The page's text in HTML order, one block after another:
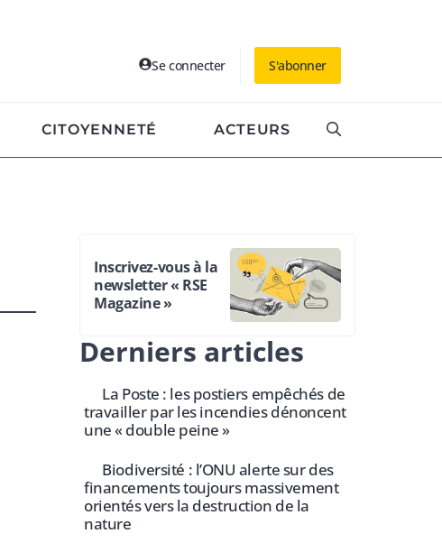
Se connecter S'abonner
CITOYENNETÉ ACTEURS
Inscrivez-vous à la
newsletter « RSE
Magazine »
Derniers articles
La Poste : les postiers empêchés de
travailler par les incendies dénoncent
une « double peine »
Biodiversité : l’ONU alerte sur des
financements toujours massivement
orientés vers la destruction de la
nature